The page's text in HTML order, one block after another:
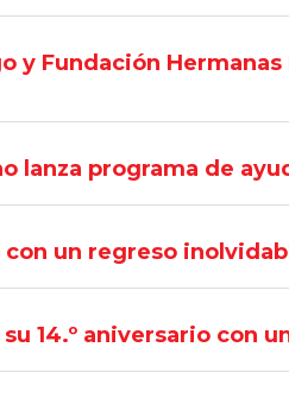
y Fundación
lanza programa de
un regreso
su 14.º aniversario con